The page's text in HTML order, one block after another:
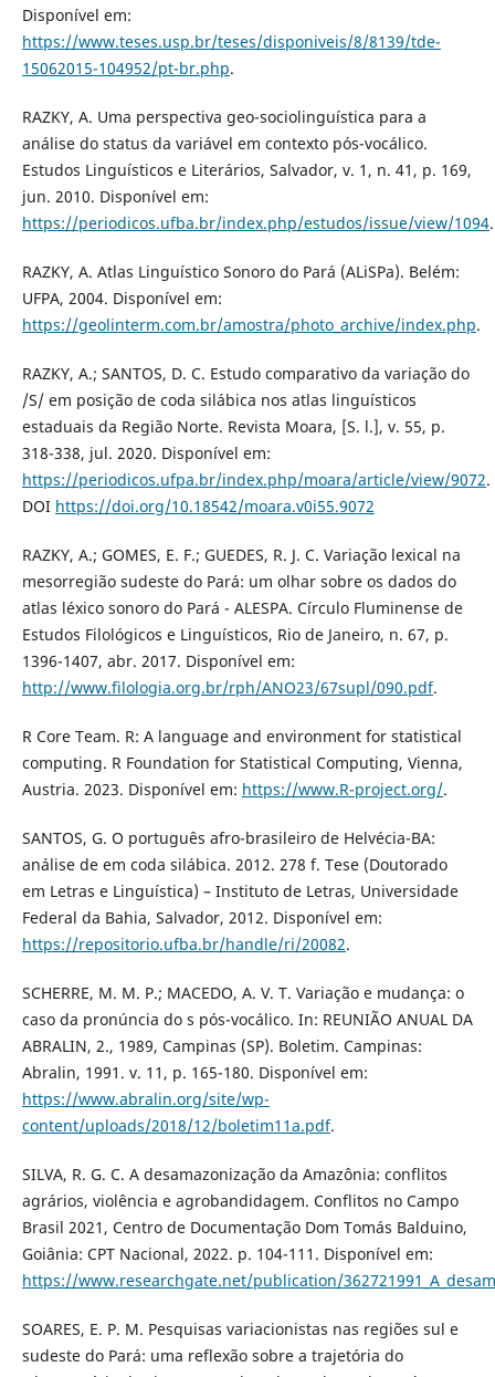
Disponível em:
https://www.teses.usp.br/teses/disponiveis/8/8139/tde-
15062015-104952/pt-br.php.
RAZKY, A. Uma perspectiva geo-sociolinguística para a
análise do status da variável em contexto pós-vocálico.
Estudos Linguísticos e Literários, Salvador, v. 1, n. 41, p. 169,
jun. 2010. Disponível em:
https://periodicos.ufba.br/index.php/estudos/issue/view/1094.
RAZKY, A. Atlas Linguístico Sonoro do Pará (ALiSPa). Belém:
UFPA, 2004. Disponível em:
https://geolinterm.com.br/amostra/photo_archive/index.php.
RAZKY, A.; SANTOS, D. C. Estudo comparativo da variação do
/S/ em posição de coda silábica nos atlas linguísticos
estaduais da Região Norte. Revista Moara, [S. l.], v. 55, p.
318-338, jul. 2020. Disponível em:
https://periodicos.ufpa.br/index.php/moara/article/view/9072.
DOI https://doi.org/10.18542/moara.v0i55.9072
RAZKY, A.; GOMES, E. F.; GUEDES, R. J. C. Variação lexical na
mesorregião sudeste do Pará: um olhar sobre os dados do
atlas léxico sonoro do Pará - ALESPA. Círculo Fluminense de
Estudos Filológicos e Linguísticos, Rio de Janeiro, n. 67, p.
1396-1407, abr. 2017. Disponível em:
http://www.filologia.org.br/rph/ANO23/67supl/090.pdf.
R Core Team. R: A language and environment for statistical
computing. R Foundation for Statistical Computing, Vienna,
Austria. 2023. Disponível em: https://www.R-project.org/.
SANTOS, G. O português afro-brasileiro de Helvécia-BA:
análise de em coda silábica. 2012. 278 f. Tese (Doutorado
em Letras e Linguística) – Instituto de Letras, Universidade
Federal da Bahia, Salvador, 2012. Disponível em:
https://repositorio.ufba.br/handle/ri/20082.
SCHERRE, M. M. P.; MACEDO, A. V. T. Variação e mudança: o
caso da pronúncia do s pós-vocálico. In: REUNIÃO ANUAL DA
ABRALIN, 2., 1989, Campinas (SP). Boletim. Campinas:
Abralin, 1991. v. 11, p. 165-180. Disponível em:
https://www.abralin.org/site/wp-
content/uploads/2018/12/boletim11a.pdf.
SILVA, R. G. C. A desamazonização da Amazônia: conflitos
agrários, violência e agrobandidagem. Conflitos no Campo
Brasil 2021, Centro de Documentação Dom Tomás Balduino,
Goiânia: CPT Nacional, 2022. p. 104-111. Disponível em:
https://www.researchgate.net/publication/
SOARES, E. P. M. Pesquisas variacionistas nas regiões sul e
sudeste do Pará: uma reflexão sobre a trajetória do